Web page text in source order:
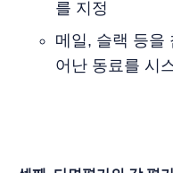
를 지정
메일, 슬랙 등을
어난 동료를 시